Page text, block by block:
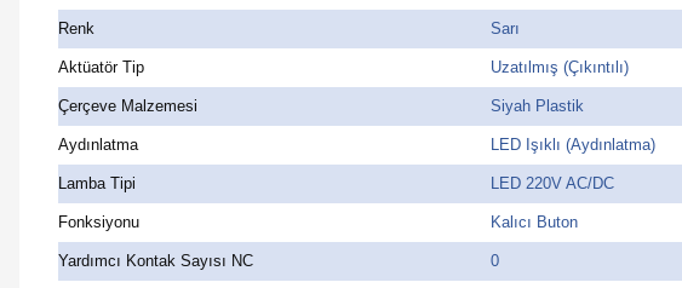
Renk Sarı
Aktüatör Tip Uzatılmış (Çıkıntılı)
Çerçeve Malzemesi Siyah Plastik
Aydınlatma LED Işıklı (Aydınlatma)
Lamba Tipi LED 220V AC/DC
Fonksiyonu Kalıcı Buton
Yardımcı Kontak Sayısı NC 0